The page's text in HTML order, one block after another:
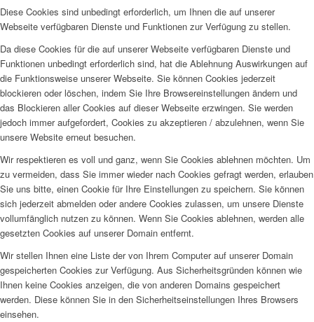
Diese Cookies sind unbedingt erforderlich, um Ihnen die auf unserer
Webseite verfügbaren Dienste und Funktionen zur Verfügung zu stellen.
Da diese Cookies für die auf unserer Webseite verfügbaren Dienste und
Funktionen unbedingt erforderlich sind, hat die Ablehnung Auswirkungen auf
die Funktionsweise unserer Webseite. Sie können Cookies jederzeit
blockieren oder löschen, indem Sie Ihre Browsereinstellungen ändern und
das Blockieren aller Cookies auf dieser Webseite erzwingen. Sie werden
jedoch immer aufgefordert, Cookies zu akzeptieren / abzulehnen, wenn Sie
unsere Website erneut besuchen.
Wir respektieren es voll und ganz, wenn Sie Cookies ablehnen möchten. Um
zu vermeiden, dass Sie immer wieder nach Cookies gefragt werden, erlauben
Sie uns bitte, einen Cookie für Ihre Einstellungen zu speichern. Sie können
sich jederzeit abmelden oder andere Cookies zulassen, um unsere Dienste
vollumfänglich nutzen zu können. Wenn Sie Cookies ablehnen, werden alle
gesetzten Cookies auf unserer Domain entfernt.
Wir stellen Ihnen eine Liste der von Ihrem Computer auf unserer Domain
gespeicherten Cookies zur Verfügung. Aus Sicherheitsgründen können wie
Ihnen keine Cookies anzeigen, die von anderen Domains gespeichert
werden. Diese können Sie in den Sicherheitseinstellungen Ihres Browsers
einsehen.